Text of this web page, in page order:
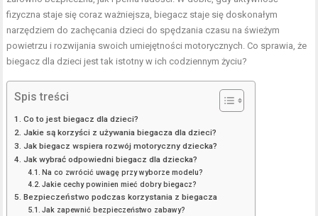
fizyczna staje się coraz ważniejsza, biegacz staje się doskonałym
narzędziem do zachęcania dzieci do spędzania czasu na świeżym
powietrzu i rozwijania swoich umiejętności motorycznych. Co sprawia, że
biegacz dla dzieci jest tak istotny w ich codziennym życiu?
Spis treści
Co to jest biegacz dla dzieci?
Jakie są korzyści z używania biegacza dla dzieci?
Jak biegacz wspiera rozwój motoryczny dziecka?
Jak wybrać odpowiedni biegacz dla dziecka?
Na co zwrócić uwagę przy wyborze modelu?
Jakie cechy powinien mieć dobry biegacz?
Bezpieczeństwo podczas korzystania z biegacza
Jak zapewnić bezpieczeństwo zabawy?